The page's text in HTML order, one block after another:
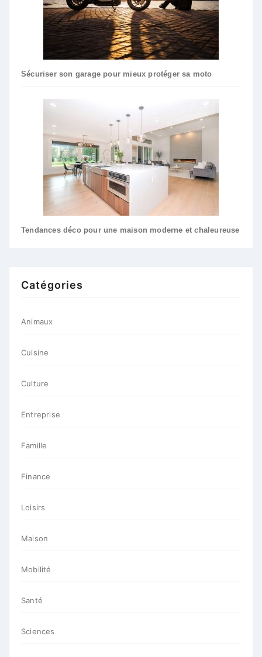
Sécuriser son garage pour mieux protéger sa moto
Tendances déco pour une maison moderne et chaleureuse
Catégories
Animaux
Cuisine
Culture
Entreprise
Famille
Finance
Loisirs
Maison
Mobilité
Santé
Sciences